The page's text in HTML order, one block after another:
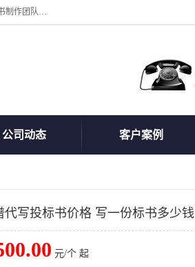
广州中赢信息科技有限公司主营：东莞代写标书公司、佛山代写标书公司、深圳代写标书公司等,食品类标书、工程类类标书,经验丰富的标书制作团队,24小时加急服务,多对一服务。
公司动态 客户案例
代写投标书价格 写一份标书多少钱
元/个 起